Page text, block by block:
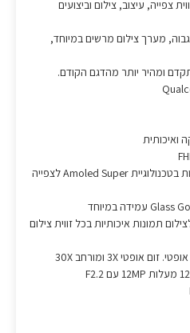
צפייה, עיצוב, צילום וביצועים
מערך צילום מרשים במיוחד,
ומהיר יותר מהדגם הקודם.
מסך בתצורת O-Infinity ללא גבולות בטכנולוגיית Amoled Super לצפייה
לצילום תמונות איכותיות בכל זווית צילום